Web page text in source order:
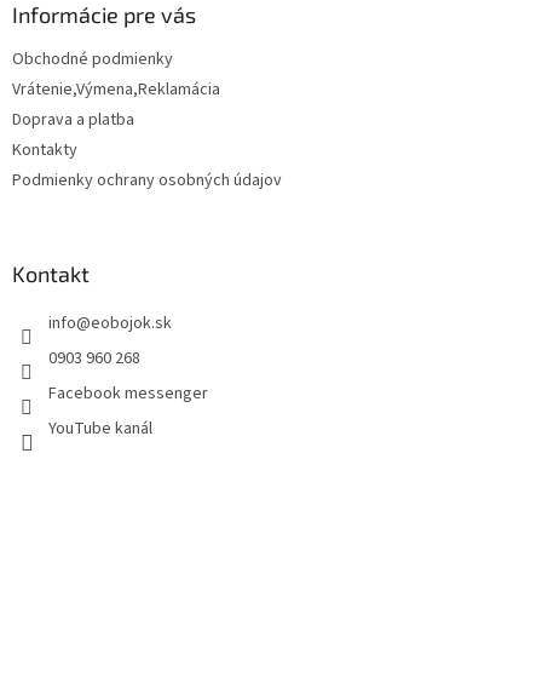
Informácie pre vás
Obchodné podmienky
Vrátenie,Výmena,Reklamácia
Doprava a platba
Kontakty
Podmienky ochrany osobných údajov
Kontakt
info@eobojok.sk
0903 960 268
Facebook messenger
YouTube kanál